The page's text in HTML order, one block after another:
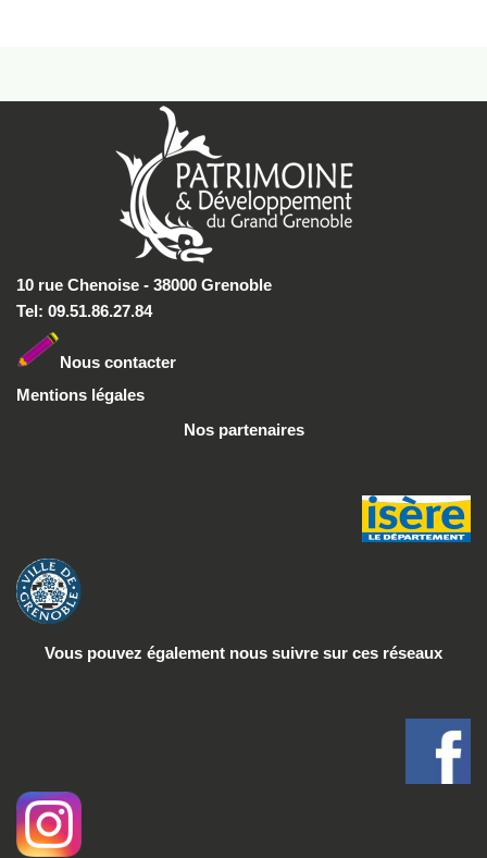
10 rue Chenoise - 38000 Grenoble
Tel: 09.51.86.27.84
Nous contacter
Mentions légales
Nos partenaires
Vous pouvez également nous suivre sur ces réseaux